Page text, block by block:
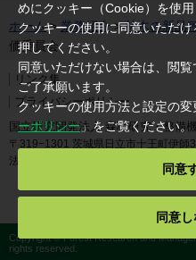
ホーム>業務紹介>林木の新品
価委員会
リンク集
プライバシーポリシー
国立研究開発法人 森林研究・整備
〒319−1301 茨城県日立市十王町伊師
法人番号 4050005005317
Copyright © Forest Research and
rights reserved.
めにクッキー（Cookie）を使用
クッキーの使用に同意いただ
押してください。
同意いただけない場合は、閲覧
ご了承願います。
クッキーの使用方法と設定の
ーポリシー」をご覧ください。
同意
同意